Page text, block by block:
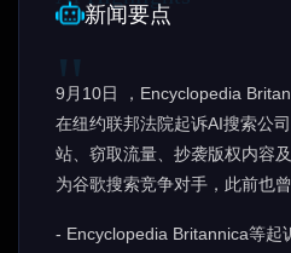
新闻要点
9月10日 ，Encyclopedia
在纽约联邦法院起诉AI搜索公
站、窃取流量、抄袭版权内容
为谷歌搜索竞争对手，此前也
- Encyclopedia Britannica等起